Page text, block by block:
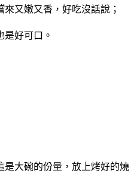
又嫩又香，好吃沒話說；
是好可口。
是大碗的份量，放上烤好的燒